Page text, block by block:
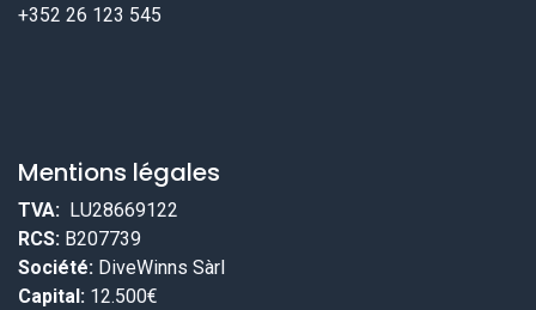
+352 26 123 545
Mentions légales
TVA: LU28669122
RCS: B207739
Société: DiveWinns Sàrl
Capital: 12.500€